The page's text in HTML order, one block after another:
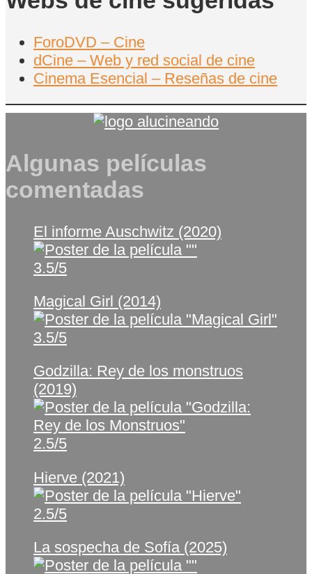
ForoDVD – Cine
dCine – Web y red social de cine
Cinema Esencial – Reseñas de cine
Algunas películas
comentadas
El informe Auschwitz (2020)
3.5/5
Magical Girl (2014)
3.5/5
Godzilla: Rey de los monstruos
(2019)
2.5/5
Hierve (2021)
2.5/5
La sospecha de Sofía (2025)